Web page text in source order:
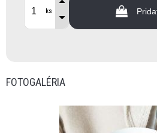
ks
FOTOGALÉRIA